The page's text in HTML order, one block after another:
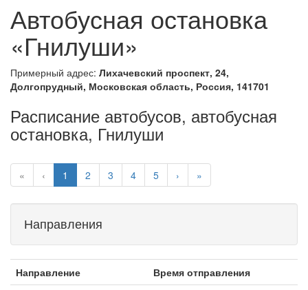
Автобусная остановка
«Гнилуши»
Примерный адрес: Лихачевский проспект, 24,
Долгопрудный, Московская область, Россия, 141701
Расписание автобусов, автобусная
остановка, Гнилуши
« ‹ 1 2 3 4 5 › »
Направления
Направление
Время отправления